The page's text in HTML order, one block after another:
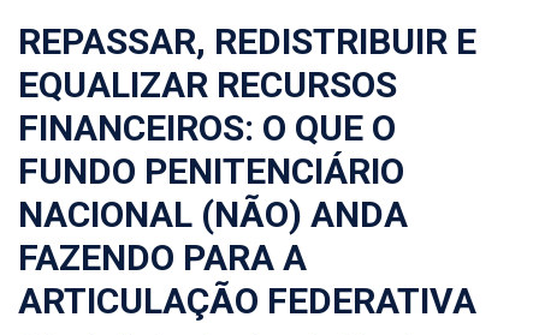
REPASSAR, REDISTRIBUIR E
EQUALIZAR RECURSOS
FINANCEIROS: O QUE O
FUNDO PENITENCIÁRIO
NACIONAL (NÃO) ANDA
FAZENDO PARA A
ARTICULAÇÃO FEDERATIVA